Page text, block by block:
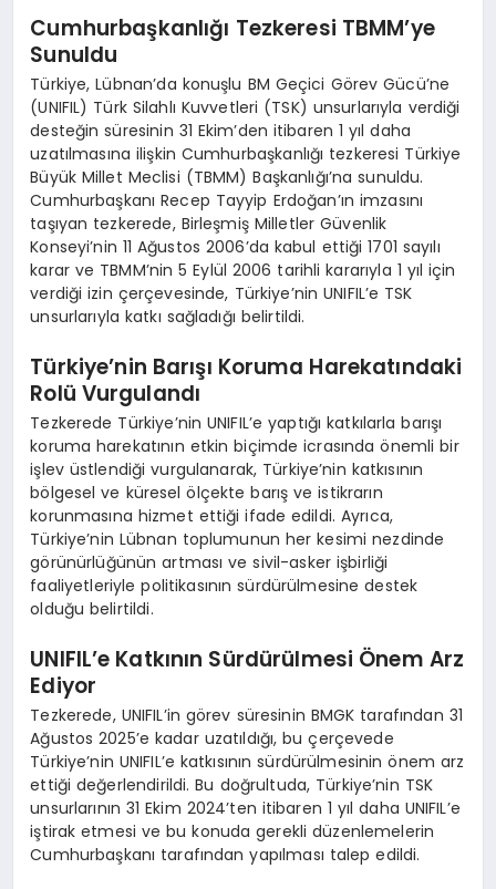
Cumhurbaşkanlığı Tezkeresi TBMM’ye
Sunuldu
Türkiye, Lübnan’da konuşlu BM Geçici Görev Gücü’ne
(UNIFIL) Türk Silahlı Kuvvetleri (TSK) unsurlarıyla verdiği
desteğin süresinin 31 Ekim’den itibaren 1 yıl daha
uzatılmasına ilişkin Cumhurbaşkanlığı tezkeresi Türkiye
Büyük Millet Meclisi (TBMM) Başkanlığı’na sunuldu.
Cumhurbaşkanı Recep Tayyip Erdoğan’ın imzasını
taşıyan tezkerede, Birleşmiş Milletler Güvenlik
Konseyi’nin 11 Ağustos 2006’da kabul ettiği 1701 sayılı
karar ve TBMM’nin 5 Eylül 2006 tarihli kararıyla 1 yıl için
verdiği izin çerçevesinde, Türkiye’nin UNIFIL’e TSK
unsurlarıyla katkı sağladığı belirtildi.
Türkiye’nin Barışı Koruma Harekatındaki
Rolü Vurgulandı
Tezkerede Türkiye’nin UNIFIL’e yaptığı katkılarla barışı
koruma harekatının etkin biçimde icrasında önemli bir
işlev üstlendiği vurgulanarak, Türkiye’nin katkısının
bölgesel ve küresel ölçekte barış ve istikrarın
korunmasına hizmet ettiği ifade edildi. Ayrıca,
Türkiye’nin Lübnan toplumunun her kesimi nezdinde
görünürlüğünün artması ve sivil-asker işbirliği
faaliyetleriyle politikasının sürdürülmesine destek
olduğu belirtildi.
UNIFIL’e Katkının Sürdürülmesi Önem Arz
Ediyor
Tezkerede, UNIFIL’in görev süresinin BMGK tarafından 31
Ağustos 2025’e kadar uzatıldığı, bu çerçevede
Türkiye’nin UNIFIL’e katkısının sürdürülmesinin önem arz
ettiği değerlendirildi. Bu doğrultuda, Türkiye’nin TSK
unsurlarının 31 Ekim 2024’ten itibaren 1 yıl daha UNIFIL’e
iştirak etmesi ve bu konuda gerekli düzenlemelerin
Cumhurbaşkanı tarafından yapılması talep edildi.